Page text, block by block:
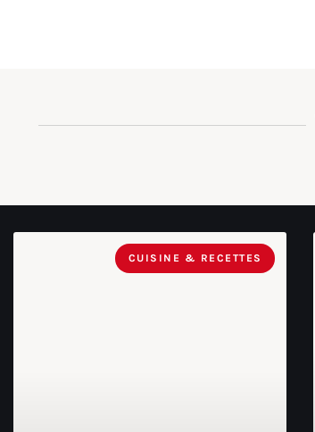
CUISINE & RECETTES